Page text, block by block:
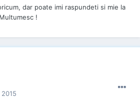
dar poate imi raspundeti si mie la
!